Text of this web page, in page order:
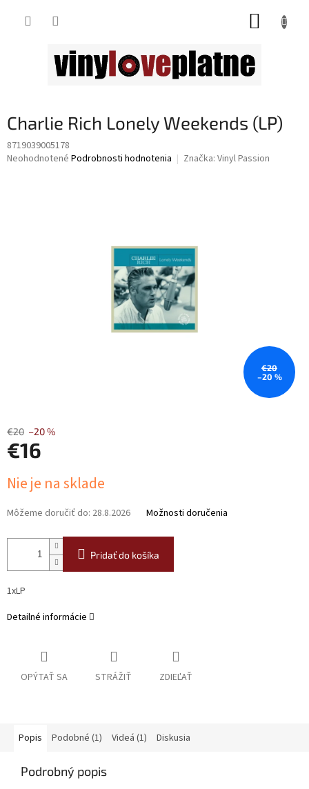
Charlie Rich Lonely Weekends (LP)
8719039005178
Priemerné
Neohodnotené Podrobnosti hodnotenia Značka: Vinyl Passion
€20
–20 %
€20 –20 %
€16
cena:
Nie je na sklade
Môžeme doručiť do: 28.8.2026 Možnosti doručenia
Pridať do košíka
1xLP
Detailné informácie
OPÝTAŤ SA STRÁŽIŤ ZDIEĽAŤ
Popis Podobné (1) Videá (1) Diskusia
Podrobný popis